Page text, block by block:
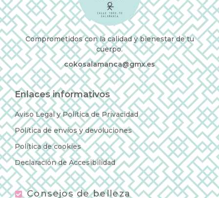
Comprometidos con la calidad y bienestar de tu
cuerpo.
cokosalamanca@gmx.es
Enlaces informativos
Aviso Legal y Política de Privacidad
Política de envíos y devoluciones
Política de cookies
Declaración de Accesibilidad
Consejos de belleza